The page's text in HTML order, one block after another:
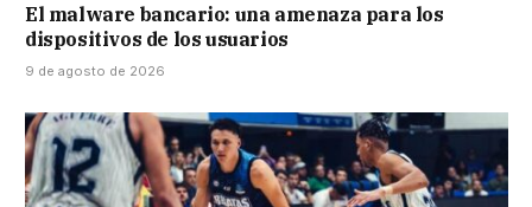
El malware bancario: una amenaza para los
dispositivos de los usuarios
9 de agosto de 2026